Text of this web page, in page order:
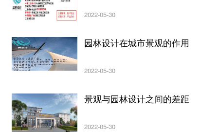
2022-05-30
园林设计在城市景观的作用
2022-05-30
景观与园林设计之间的差距
2022-05-30